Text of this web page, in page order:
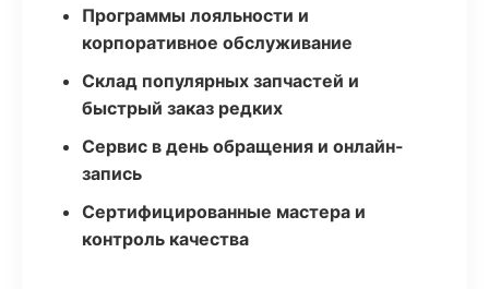
Программы лояльности и
корпоративное обслуживание
Склад популярных запчастей и
быстрый заказ редких
Сервис в день обращения и онлайн-
запись
Сертифицированные мастера и
контроль качества